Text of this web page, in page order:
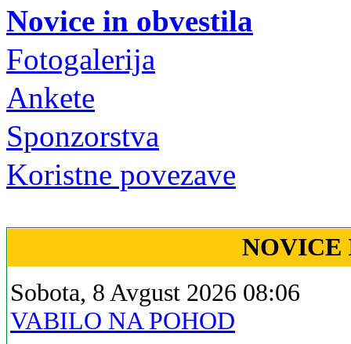
Novice in obvestila
Fotogalerija
Ankete
Sponzorstva
Koristne povezave
NOVICE
Sobota, 8 Avgust 2026 08:06
VABILO NA POHOD